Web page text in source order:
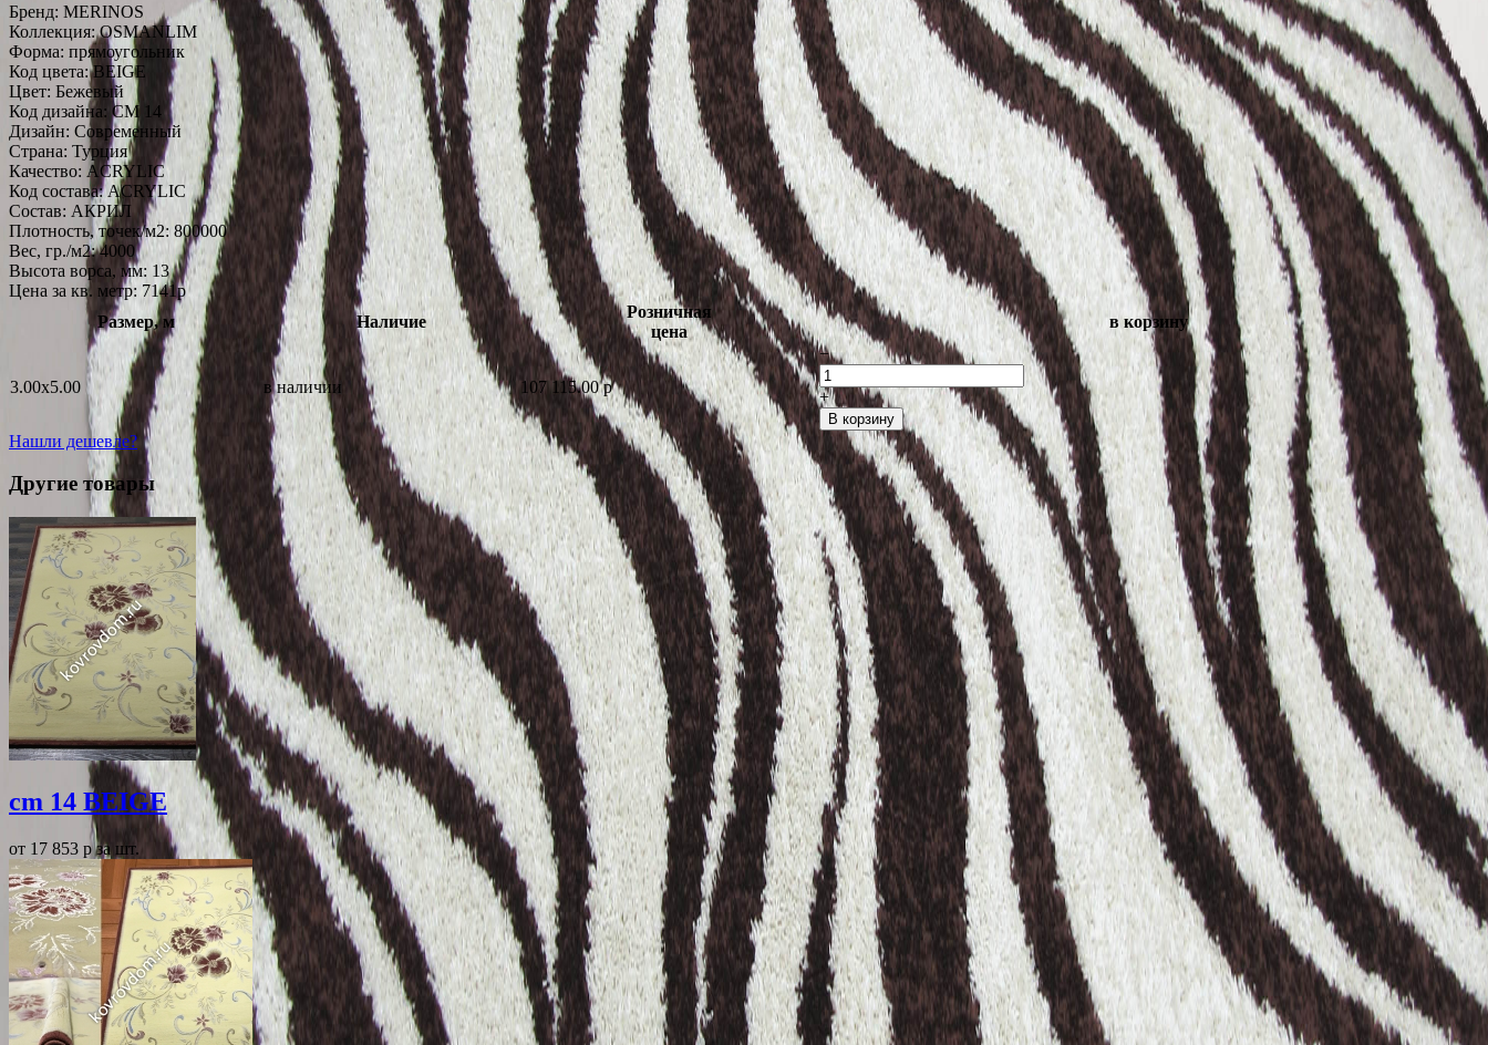
Бренд: MERINOS
Коллекция:OSMANLIM
Форма: прямоугольник
Код цвета:BEIGE
Цвет: Бежевый
Код дизайна: CM 14
Дизайн: Современный
Страна: Турция
Качество: ACRYLIC
Код состава:ACRYLIC
Состав: АКРИЛ
Плотность, точек/м2: 800000
Вес, гр./м2:4000
Высота ворса, мм: 13
Цена за кв. метр: 7141p
Размер, м
Наличие
Розничная
цена
в корзину
3.00x5.00 в наличии 107 115.00p
−
+
В корзину
Нашли дешевле?
Другие товары
cm 14 BEIGE
от 17 853 pза шт.